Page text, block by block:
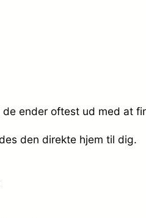
ender oftest ud med at
den direkte hjem til dig.